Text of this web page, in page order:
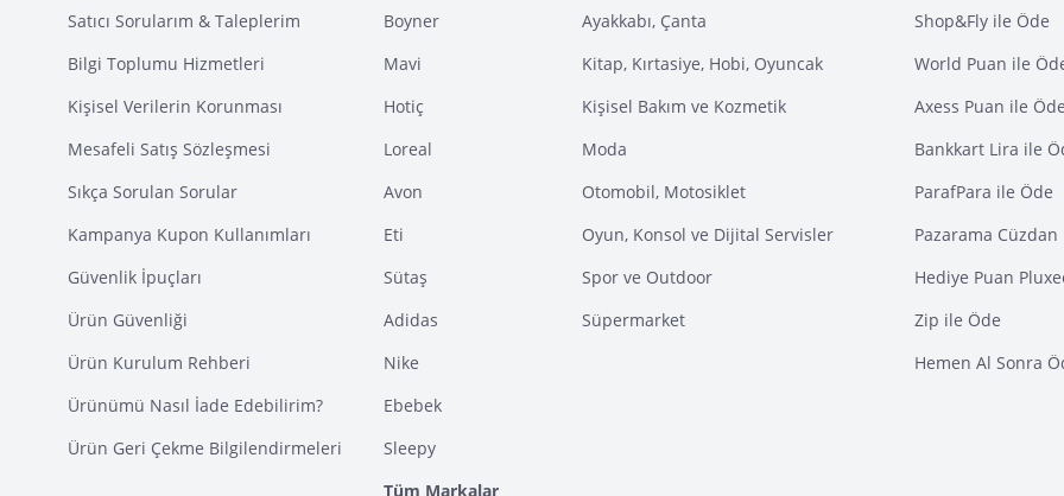
Satıcı Sorularım & Taleplerim
Bilgi Toplumu Hizmetleri
Kişisel Verilerin Korunması
Mesafeli Satış Sözleşmesi
Sıkça Sorulan Sorular
Kampanya Kupon Kullanımları
Güvenlik İpuçları
Ürün Güvenliği
Ürün Kurulum Rehberi
Ürünümü Nasıl İade Edebilirim?
Ürün Geri Çekme Bilgilendirmeleri
Boyner
Mavi
Hotiç
Loreal
Avon
Eti
Sütaş
Adidas
Nike
Ebebek
Sleepy
Tüm Markalar
Ayakkabı, Çanta
Kitap, Kırtasiye, Hobi, Oyuncak
Kişisel Bakım ve Kozmetik
Moda
Otomobil, Motosiklet
Oyun, Konsol ve Dijital Servisler
Spor ve Outdoor
Süpermarket
Shop&Fly ile Öde
World Puan ile
Axess Puan ile
Bankkart Lira ile
ParafPara ile Öde
Pazarama
Hediye Puan
Zip ile Öde
Hemen Al Sonra